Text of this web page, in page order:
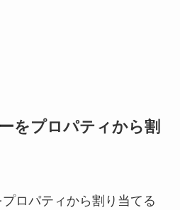
をプロパティから割
ロパティから割り当てる